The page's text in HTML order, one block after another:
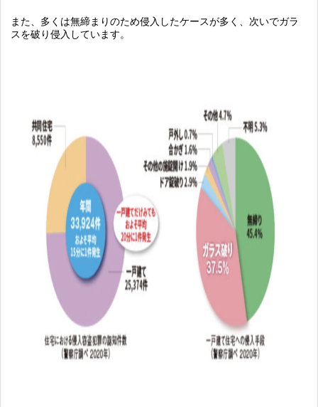
また、多くは無締まりのため侵入したケースが多く、次いでガラ
スを破り侵入しています。